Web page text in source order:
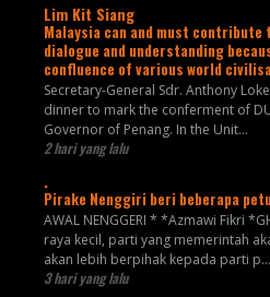
Lim Kit Siang
Malaysia can and must
dialogue and understanding
confluence of various world
Secretary-General Sdr. Anthony
dinner to mark the conferment of
Governor of Penang. In the Unit...
2 hari yang lalu
.
Pirake Nenggiri beri beberapa
AWAL NENGGERI * *Azmawi Fikri
raya kecil, parti yang memerintah
akan lebih berpihak kepada parti p...
3 hari yang lalu